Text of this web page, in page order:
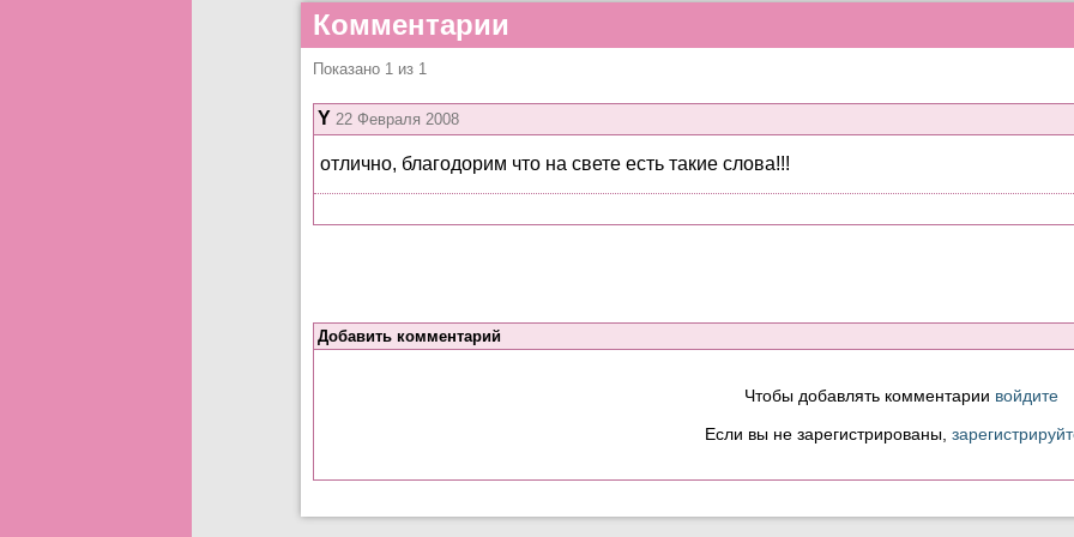
Комментарии
Показано 1 из 1
Y 22 Февраля 2008
отлично, благодорим что на свете есть такие слова!!!
Добавить комментарий
Чтобы добавлять комментарии войдите
Если вы не зарегистрированы,